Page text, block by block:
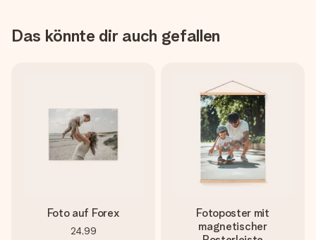
Das könnte dir auch gefallen
Foto auf Forex
24,99
Fotoposter mit
magnetischer